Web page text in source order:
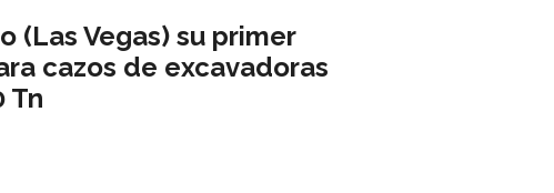
(Las Vegas) su primer
cazos de excavadoras
Tn